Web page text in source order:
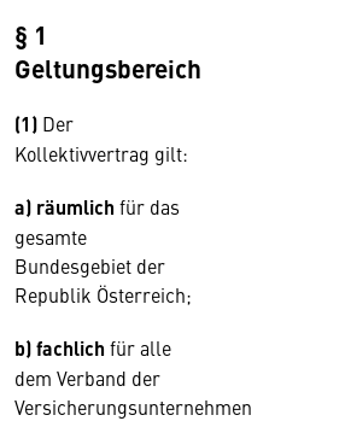
§ 1
Geltungsbereich
(1) Der
Kollektivvertrag gilt:
a) räumlich für das
gesamte
Bundesgebiet der
Republik Österreich;
b) fachlich für alle
dem Verband der
Versicherungsunternehmen